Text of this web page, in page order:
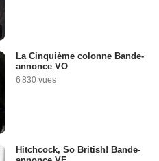
La Cinquième colonne Bande-
annonce VO
6 830 vues
Hitchcock, So British! Bande-